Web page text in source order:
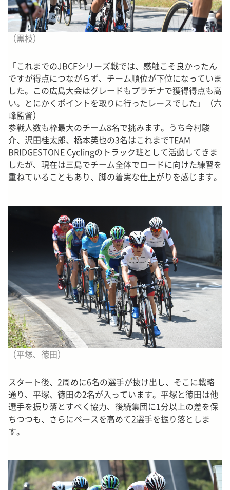
（黒枝）
「これまでのJBCFシリーズ戦では、感触こそ良かったん
ですが得点につながらず、チーム順位が下位になっていま
した。この広島大会はグレードもプラチナで獲得得点も高
い。とにかくポイントを取りに行ったレースでした」（六
峰監督）
参戦人数も枠最大のチーム8名で挑みます。うち今村駿
介、沢田桂太郎、橋本英也の3名はこれまでTEAM
BRIDGESTONE Cyclingのトラック班として活動してきま
したが、現在は三島でチーム全体でロードに向けた練習を
重ねていることもあり、脚の着実な仕上がりを感じます。
（平塚、徳田）
スタート後、2周めに6名の選手が抜け出し、そこに戦略
通り、平塚、徳田の2名が入っています。平塚と徳田は他
選手を振り落とすべく協力、後続集団に1分以上の差を保
ちつつも、さらにペースを高めて2選手を振り落としま
す。